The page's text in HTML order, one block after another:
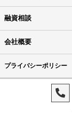
融資相談
会社概要
プライバシーポリシー